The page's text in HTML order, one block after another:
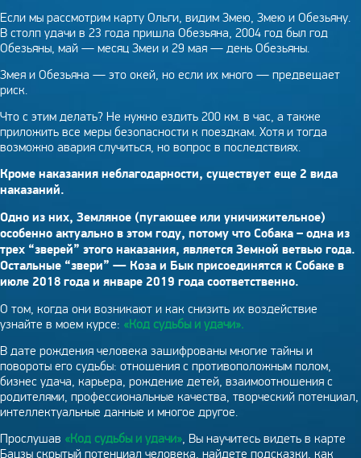
Если мы рассмотрим карту Ольги, видим Змею, Змею и Обезьяну.
В столп удачи в 23 года пришла Обезьяна, 2004 год был год
Обезьяны, май — месяц Змеи и 29 мая — день Обезьяны.
Змея и Обезьяна — это окей, но если их много — предвещает
риск.
Что с этим делать? Не нужно ездить 200 км. в час, а также
приложить все меры безопасности к поездкам. Хотя и тогда
возможно авария случиться, но вопрос в последствиях.
Кроме наказания неблагодарности, существует еще 2 вида
наказаний.
Одно из них, Земляное (пугающее или уничижительное)
особенно актуально в этом году, потому что Собака – одна из
трех “зверей” этого наказания, является Земной ветвью года.
Остальные “звери” — Коза и Бык присоединятся к Собаке в
июле 2018 года и январе 2019 года соответственно.
О том, когда они возникают и как снизить их воздействие
узнайте в моем курсе: «Код судьбы и удачи».
В дате рождения человека зашифрованы многие тайны и
повороты его судьбы: отношения с противоположным полом,
бизнес удача, карьера, рождение детей, взаимоотношения с
родителями, профессиональные качества, творческий потенциал,
интеллектуальные данные и многое другое.
Прослушав «Код судьбы и удачи», Вы научитесь видеть в карте
Бацзы скрытый потенциал человека, найдете подсказки, как